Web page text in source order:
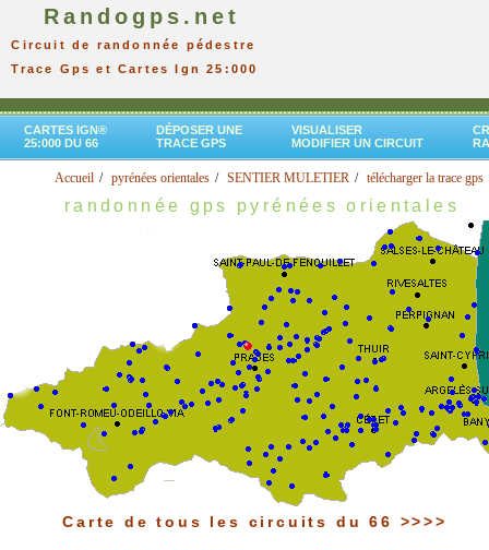
Randogps.net
Circuit de randonnée pédestre
Trace Gps et Cartes Ign 25:000
CARTES IGN®
25:000 DU 66
DÉPOSER UNE
TRACE GPS
VISUALISER
MODIFIER UN CIRCUIT
Accueil pyrénées orientales SENTIER MULETIER télécharger la trace gps
randonnée gps pyrénées orientales
Carte de tous les circuits du 66 >>>>